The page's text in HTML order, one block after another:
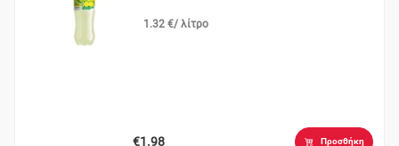
1.32 €/ λίτρο
€1.98 Προσθήκη